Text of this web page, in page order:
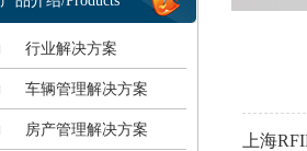
行业解决方案
车辆管理解决方案
房产管理解决方案
上海